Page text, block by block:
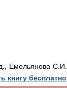
Емельянова С.И.,
книгу бесплатно